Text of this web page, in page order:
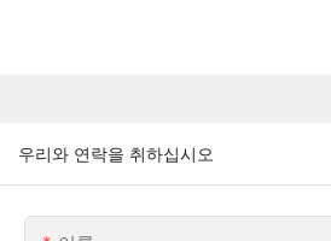
우리와 연락을 취하십시오